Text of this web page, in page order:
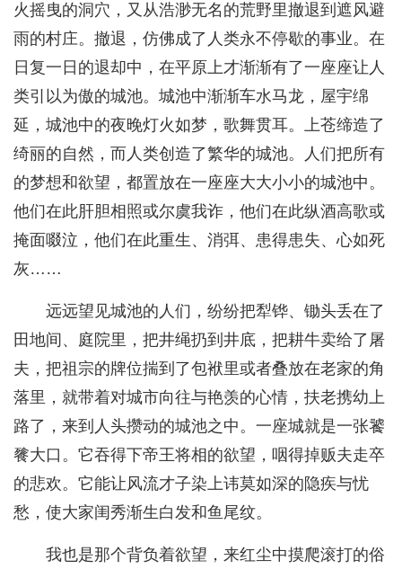
火摇曳的洞穴，又从浩渺无名的荒野里撤退到遮风避
雨的村庄。撤退，仿佛成了人类永不停歇的事业。在
日复一日的退却中，在平原上才渐渐有了一座座让人
类引以为傲的城池。城池中渐渐车水马龙，屋宇绵
延，城池中的夜晚灯火如梦，歌舞贯耳。上苍缔造了
绮丽的自然，而人类创造了繁华的城池。人们把所有
的梦想和欲望，都置放在一座座大大小小的城池中。
他们在此肝胆相照或尔虞我诈，他们在此纵酒高歌或
掩面啜泣，他们在此重生、消弭、患得患失、心如死
灰……
远远望见城池的人们，纷纷把犁铧、锄头丢在了
田地间、庭院里，把井绳扔到井底，把耕牛卖给了屠
夫，把祖宗的牌位揣到了包袱里或者叠放在老家的角
落里，就带着对城市向往与艳羡的心情，扶老携幼上
路了，来到人头攒动的城池之中。一座城就是一张饕
餮大口。它吞得下帝王将相的欲望，咽得掉贩夫走卒
的悲欢。它能让风流才子染上讳莫如深的隐疾与忧
愁，使大家闺秀渐生白发和鱼尾纹。
我也是那个背负着欲望，来红尘中摸爬滚打的俗